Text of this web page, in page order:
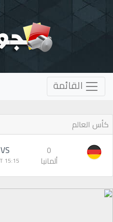
القائمة
كأس العالم
0
ألمانيا
VS
15:15 GMT